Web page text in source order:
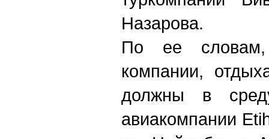
Назарова.
По ее словам,
компании,
должны в
авиакомпании